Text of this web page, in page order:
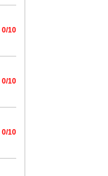
0/10
0/10
0/10